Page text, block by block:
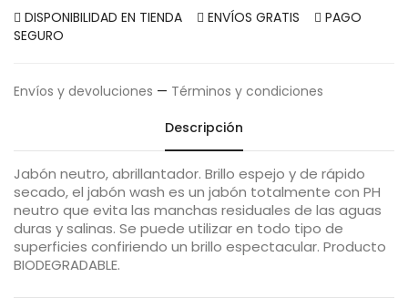
DISPONIBILIDAD EN TIENDA ENVÍOS GRATIS
PAGO
SEGURO
Envíos y devoluciones — Términos y condiciones
Descripción
Jabón neutro, abrillantador. Brillo espejo y de rápido
secado, el jabón wash es un jabón totalmente con PH
neutro que evita las manchas residuales de las aguas
duras y salinas. Se puede utilizar en todo tipo de
superficies confiriendo un brillo espectacular. Producto
BIODEGRADABLE.